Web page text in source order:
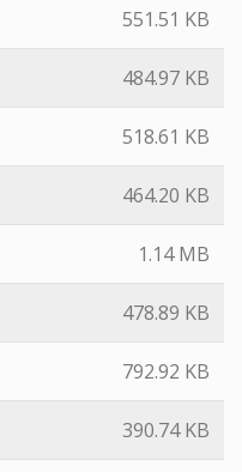
551.51 KB
484.97 KB
518.61 KB
464.20 KB
1.14 MB
478.89 KB
792.92 KB
390.74 KB